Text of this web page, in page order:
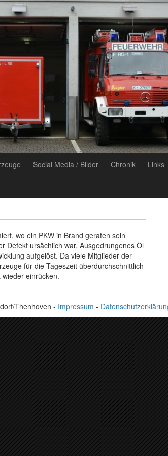
Social Media / Bilder Chronik Links
wo ein PKW in Brand geraten sein
Defekt ursächlich war. Ausgedrungenes Öl
aufgelöst. Da viele Mitglieder der
für die Tageszeit überdurchschnittlich
einrücken.
Thenhoven - Impressum -